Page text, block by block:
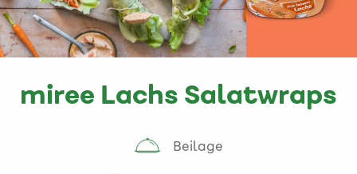
miree Lachs Salatwraps
Beilage